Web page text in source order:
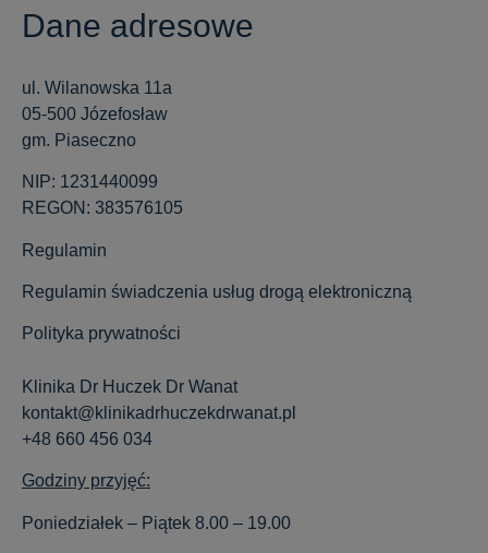
Dane adresowe
ul. Wilanowska 11a
05-500 Józefosław
gm. Piaseczno
NIP: 1231440099
REGON: 383576105
Regulamin
Regulamin świadczenia usług drogą elektroniczną
Polityka prywatności
Klinika Dr Huczek Dr Wanat
kontakt@klinikadrhuczekdrwanat.pl
+48 660 456 034
Godziny przyjęć:
Poniedziałek – Piątek 8.00 – 19.00